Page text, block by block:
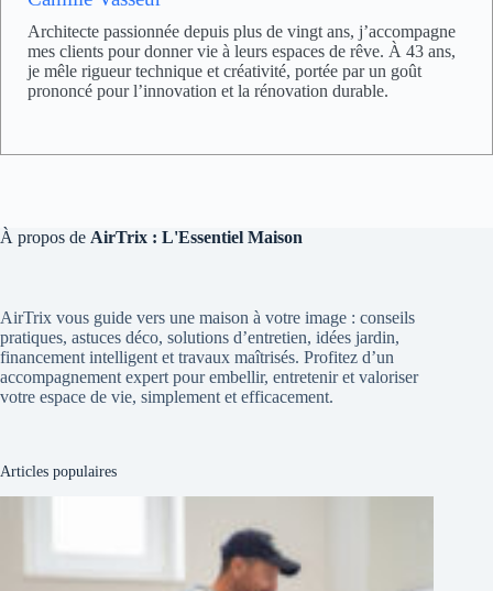
Architecte passionnée depuis plus de vingt ans, j’accompagne
mes clients pour donner vie à leurs espaces de rêve. À 43 ans,
je mêle rigueur technique et créativité, portée par un goût
prononcé pour l’innovation et la rénovation durable.
À propos de AirTrix : L'Essentiel Maison
AirTrix vous guide vers une maison à votre image : conseils
pratiques, astuces déco, solutions d’entretien, idées jardin,
financement intelligent et travaux maîtrisés. Profitez d’un
accompagnement expert pour embellir, entretenir et valoriser
votre espace de vie, simplement et efficacement.
Articles populaires